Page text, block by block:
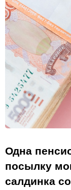
Одна
посылку
салдинка